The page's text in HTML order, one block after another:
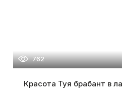
762
Красота Туя брабант в